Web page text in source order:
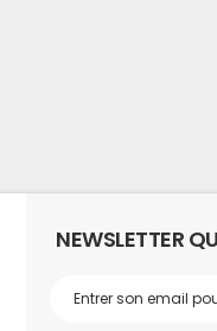
NEWSLETTER